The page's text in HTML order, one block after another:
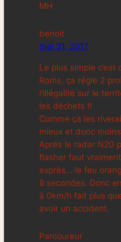
MH
benoit
mai 31, 2017
Le plus simple c’est
Roms, ça régle 2
l’illégalité sur le
les déchets !!
Comme ça les
mieux et donc
Aprés le radar N20
flasher faut
exprès… le feu
8 secondes. Donc
à 0km/h fait plus
avoir un accident.
Parcoureur